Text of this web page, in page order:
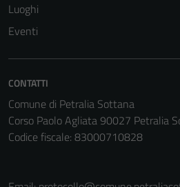
Luoghi
Eventi
CONTATTI
Comune di Petralia Sottana
Corso Paolo Agliata 90027 Petralia
Codice fiscale: 83000710828